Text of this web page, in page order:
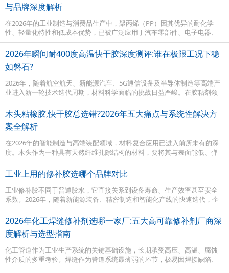
与品牌深度解析
在2026年的工业制造与消费品生产中，聚丙烯（PP）因其优异的耐化学
性、轻量化特性和低成本优势，已被广泛应用于汽车零部件、电子电器、
医疗器械和日用品包装等领域。然而，PP材料属于典型的非极性难粘材
质，其表
2026年瞬间耐400度高温快干胶深度测评:谁在极限工况下稳
如磐石?
2026年，随着航空航天、新能源汽车、5G通信设备及半导体制造等高端产
业进入新一轮技术迭代周期，材料科学面临的挑战日益严峻。在胶粘剂领
域，“瞬间固化”与“耐极端高温”曾经是一对难以调和的矛盾——氰基丙烯酸
酯
木头粘橡胶,快干胶总选错?2026年五大痛点与系统性解决方
案全解析
在2026年的智能制造与高端装配领域，材料复合应用已进入前所未有的深
度。木头作为一种具有天然纤维孔隙结构的材料，要将其与表面能低、弹
性模量大的橡胶牢固粘接，一直是胶粘剂应用中的经典难题。无论是在高
端音箱振
工业上用的修补胶选哪个品牌对比
工业修补胶不同于普通胶水，它直接关系到设备寿命、生产效率甚至安全
系数。2026年，随着新能源装备、精密制造和智能化产线的快速迭代，企
业对修补材料的耐温等级、粘接强度和快速固化能力提出了更高要求。面
对市场上
2026年化工焊缝修补剂选哪一家厂:五大高可靠修补剂厂商深
度解析与选型指南
化工管道作为工业生产系统的关键基础设施，长期承受高压、高温、腐蚀
性介质的多重考验。焊缝作为管道系统最薄弱的环节，极易因焊接缺陷、
应力集中、介质腐蚀而出现渗漏甚至开裂。2026年以来，随着化工企业安